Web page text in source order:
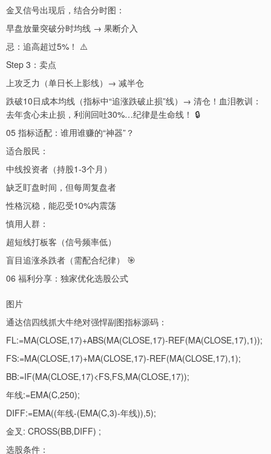
金叉信号出现后，结合分时图：
早盘放量突破分时均线 → 果断介入
忌：追高超过5%！ ⚠️
Step 3：卖点
上攻乏力（单日长上影线）→ 减半仓
跌破10日成本均线（指标中“追涨跌破止损”线）→ 清仓！血泪教训：
去年贪心未止损，利润回吐30%…纪律是生命线！ 🔒
05 指标适配：谁用谁赚的“神器”？
适合股民：
中线投资者（持股1-3个月）
缺乏盯盘时间，但每周复盘者
性格沉稳，能忍受10%内震荡
慎用人群：
超短线打板客（信号频率低）
盲目追涨杀跌者（需配合纪律） 🎯
06 福利分享：独家优化选股公式
图片
通达信四线抓大牛绝对强悍副图指标源码：
FL:=MA(CLOSE,17)+ABS(MA(CLOSE,17)-REF(MA(CLOSE,17),1));
FS:=MA(CLOSE,17)+MA(CLOSE,17)-REF(MA(CLOSE,17),1);
BB:=IF(MA(CLOSE,17)<FS,FS,MA(CLOSE,17));
年线:=EMA(C,250);
DIFF:=EMA((年线-(EMA(C,3)-年线)),5);
金叉: CROSS(BB,DIFF) ;
选股条件：